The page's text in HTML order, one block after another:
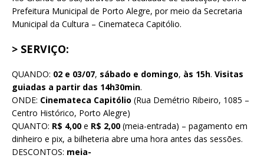
Prefeitura Municipal de Porto Alegre, por meio da Secretaria
Municipal da Cultura – Cinemateca Capitólio.
> SERVIÇO:
QUANDO: 02 e 03/07, sábado e domingo, às 15h. Visitas
guiadas a partir das 14h30min.
ONDE: Cinemateca Capitólio (Rua Demétrio Ribeiro, 1085 –
Centro Histórico, Porto Alegre)
QUANTO: R$ 4,00 e R$ 2,00 (meia-entrada) – pagamento em
dinheiro e pix, a bilheteria abre uma hora antes das sessões.
DESCONTOS: meia-